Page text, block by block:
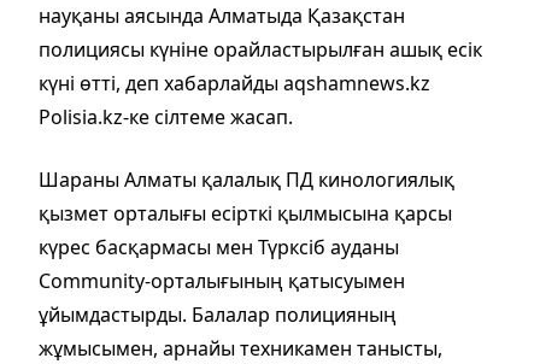
науқаны аясында Алматыда Қазақстан
полициясы күніне орайластырылған ашық есік
күні өтті, деп хабарлайды aqshamnews.kz
Polisia.kz-ке сілтеме жасап.
Шараны Алматы қалалық ПД кинологиялық
қызмет орталығы есірткі қылмысына қарсы
күрес басқармасы мен Түрксіб ауданы
Community-орталығының қатысуымен
ұйымдастырды. Балалар полицияның
жұмысымен, арнайы техникамен танысты,